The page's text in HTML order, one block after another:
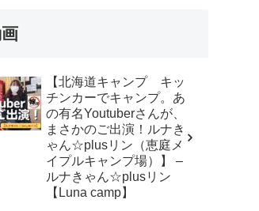
【北海道キャンプ キッ
チンカーでキャンプ。あ
の有名Youtuberさんが、
まさかのご出演！ルナき
ゃん☆plusリン（恵庭メ
イプルキャンプ場）】 –
ルナきゃん☆plusリン
【Luna camp】